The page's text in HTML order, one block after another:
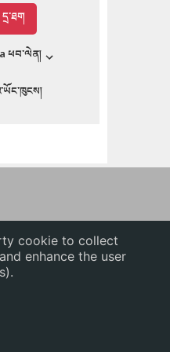
cookie to collect
enhance the user
ែរ
དྲ་ཐག
ཕབ་ལེན།